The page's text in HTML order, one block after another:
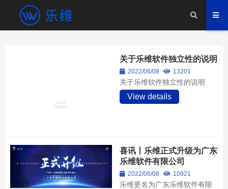
关于乐维软件独立性的说明
2022/06/08 13201
关于乐维软件独立性的说明
View details
喜讯丨乐维正式升级为广东
乐维软件有限公司
2022/06/08 10921
乐维更名为广东乐维软件有限